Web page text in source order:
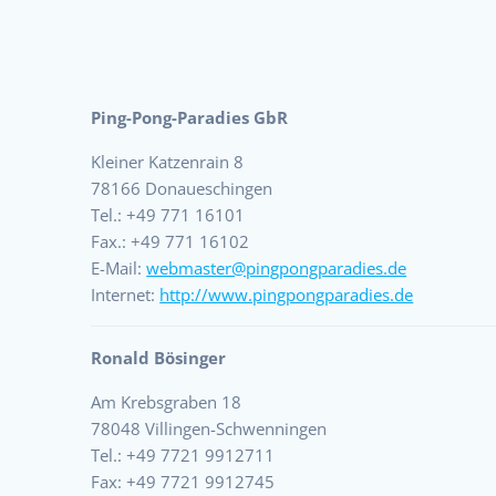
Ping-Pong-Paradies GbR
Kleiner Katzenrain 8
78166 Donaueschingen
Tel.: +49 771 16101
Fax.: +49 771 16102
E-Mail:webmaster@pingpongparadies.de
Internet: http://www.pingpongparadies.de
Ronald Bösinger
Am Krebsgraben 18
78048 Villingen-Schwenningen
Tel.: +49 7721 9912711
Fax: +49 7721 9912745